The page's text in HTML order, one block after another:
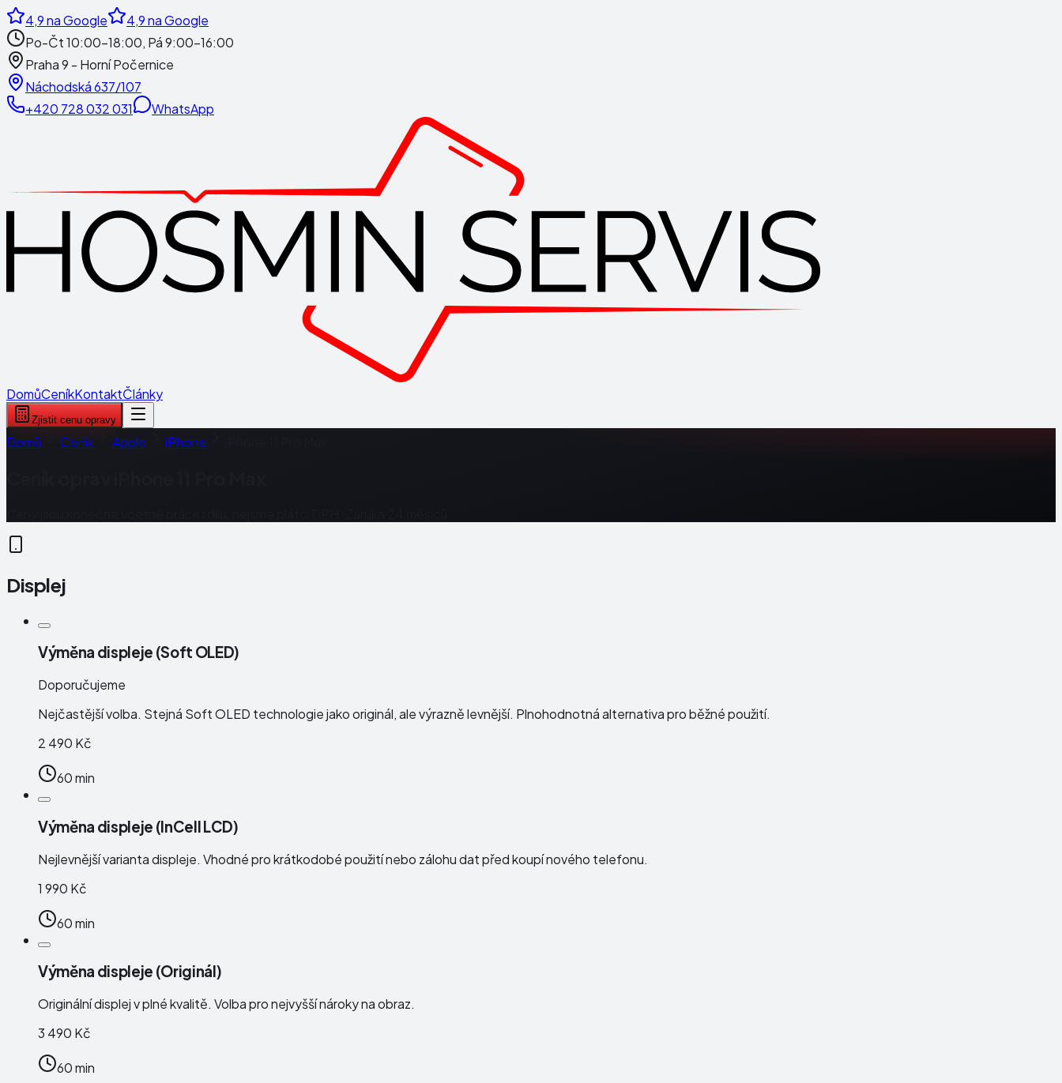
4,9na Google 4,9na Google
Po-Čt 10:00-18:00, Pá 9:00-16:00
Praha 9 - Horní Počernice
Náchodská 637/107
+420 728 032 031
WhatsApp
DomůCeníkKontaktČlánky
Zjistit cenu opravy
Domů Ceník Apple iPhone
Displej
Výměna displeje (Soft OLED)
Doporučujeme
Nejčastější volba. Stejná Soft OLED technologie jako originál, ale výrazně levnější. Plnohodnotná alternativa pro běžné použití.
2 490 Kč
60 min
Výměna displeje (InCell LCD)
Nejlevnější varianta displeje. Vhodné pro krátkodobé použití nebo zálohu dat před koupí nového telefonu.
1 990 Kč
60 min
Výměna displeje (Originál)
Originální displej v plné kvalitě. Volba pro nejvyšší nároky na obraz.
3 490 Kč
60 min